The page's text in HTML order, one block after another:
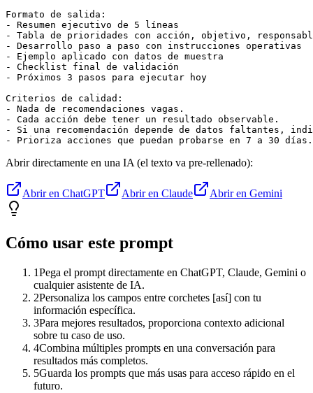
Formato de salida:
- Resumen ejecutivo de 5 líneas
- Tabla de prioridades con acción, objetivo,
- Desarrollo paso a paso con instrucciones operativas
- Ejemplo aplicado con datos de muestra
- Checklist final de validación
- Próximos 3 pasos para ejecutar hoy
Criterios de calidad:
- Nada de recomendaciones vagas.
- Cada acción debe tener un resultado observable.
- Si una recomendación depende de datos faltantes,
- Prioriza acciones que puedan probarse en 7 a 30 días.
Abrir directamente en una IA (el texto va pre-rellenado):
Abrir en ChatGPT Abrir en Claude Abrir en Gemini
Cómo usar este prompt
1Pega el prompt directamente en ChatGPT, Claude, Gemini o
cualquier asistente de IA.
2Personaliza los campos entre corchetes [así] con tu
información específica.
3Para mejores resultados, proporciona contexto adicional
sobre tu caso de uso.
4Combina múltiples prompts en una conversación para
resultados más completos.
5Guarda los prompts que más usas para acceso rápido en el
futuro.